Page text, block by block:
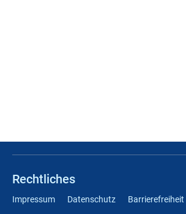
Rechtliches
Impressum Datenschutz Barrierefreiheit